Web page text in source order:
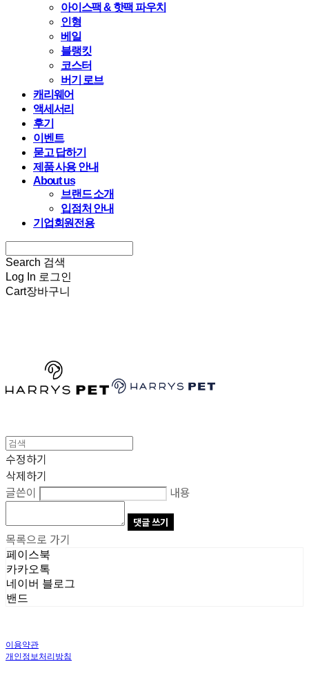
아이스팩 & 핫팩 파우치
인형
베일
블랭킷
코스터
버기 로브
캐리웨어
액세서리
후기
이벤트
묻고 답하기
제품 사용 안내
About us
브랜드 소개
입점처 안내
기업회원전용
Search 검색
Log In 로그인
Cart장바구니
수정하기
삭제하기
글쓴이
내용
댓글 쓰기
목록으로 가기
페이스북
카카오톡
네이버 블로그
밴드
이용약관
개인정보처리방침